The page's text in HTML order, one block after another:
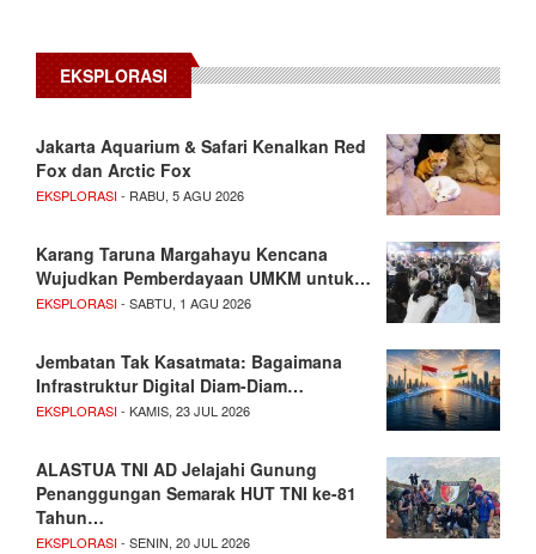
EKSPLORASI
Jakarta Aquarium & Safari Kenalkan Red
Fox dan Arctic Fox
EKSPLORASI- RABU, 5 AGU 2026
Karang Taruna Margahayu Kencana
Wujudkan Pemberdayaan UMKM untuk…
EKSPLORASI- SABTU, 1 AGU 2026
Jembatan Tak Kasatmata: Bagaimana
Infrastruktur Digital Diam-Diam…
EKSPLORASI- KAMIS, 23 JUL 2026
ALASTUA TNI AD Jelajahi Gunung
Penanggungan Semarak HUT TNI ke-81
Tahun…
EKSPLORASI- SENIN, 20 JUL 2026